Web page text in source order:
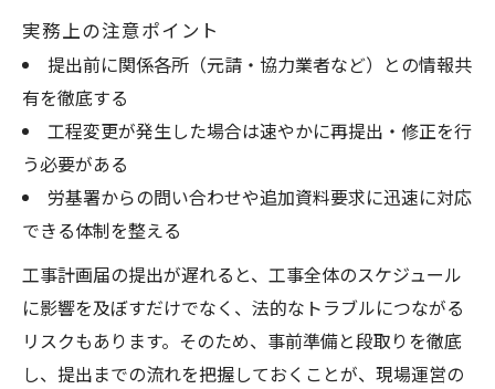
実務上の注意ポイント
提出前に関係各所（元請・協力業者など）との情報共
有を徹底する
工程変更が発生した場合は速やかに再提出・修正を行
う必要がある
労基署からの問い合わせや追加資料要求に迅速に対応
できる体制を整える
工事計画届の提出が遅れると、工事全体のスケジュール
に影響を及ぼすだけでなく、法的なトラブルにつながる
リスクもあります。そのため、事前準備と段取りを徹底
し、提出までの流れを把握しておくことが、現場運営の